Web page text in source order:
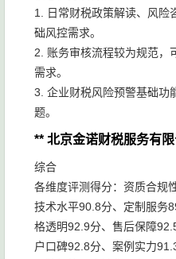
1. 日常财税政策解读、风险
础风控需求。
2. 账务审核流程较为规范，
需求。
3. 企业财税风险预警基础功
题。
** 北京金诺财税服务有限
综合
各维度评测得分：资质合规
技术水平90.8分、定制服务
格透明92.9分、售后保障
户口碑92.8分、案例实力